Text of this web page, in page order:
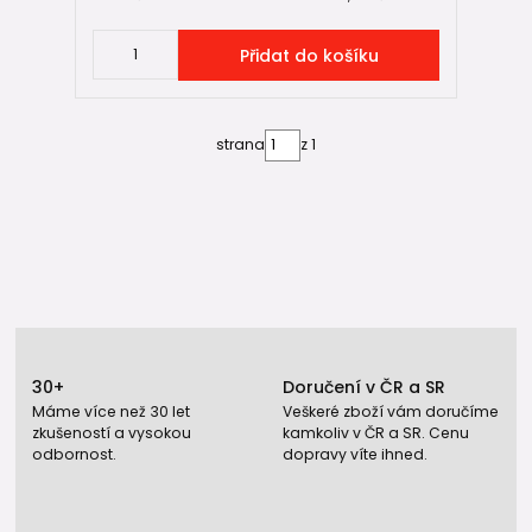
Standardní drenážní tvarovky ke
Pokud hledáte univerzálnější řešení pro hlavní drenážní
životnost. Bez filtrační geotextilie a vhodné ochrany
konstrukce u staveb může být i kvalitní drenážní trubka
časem nefunkční.
Kategorie –
Geotextilie pro drenážní systémy
Přidat do košíku
strana z 1
30+
Máme více než 30 let
zkušeností a vysokou
odbornost.
Doručení v ČR a SR
Veškeré zboží vám doručíme
kamkoliv v ČR a SR. Cenu
dopravy víte ihned.